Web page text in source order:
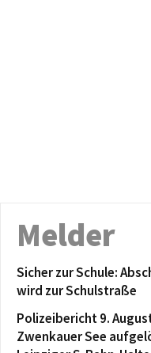
Melder
Sicher zur Schule:
wird zur Schulstraße
Polizeibericht 9.
Zwenkauer See